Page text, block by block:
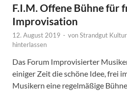
F.I.M. Offene Bühne für
Improvisation
12. August 2019 - vonStrandgut
hinterlassen
Das Forum Improvisierter
einiger Zeit die schöne Idee, frei
Musikern eine regelmäßige